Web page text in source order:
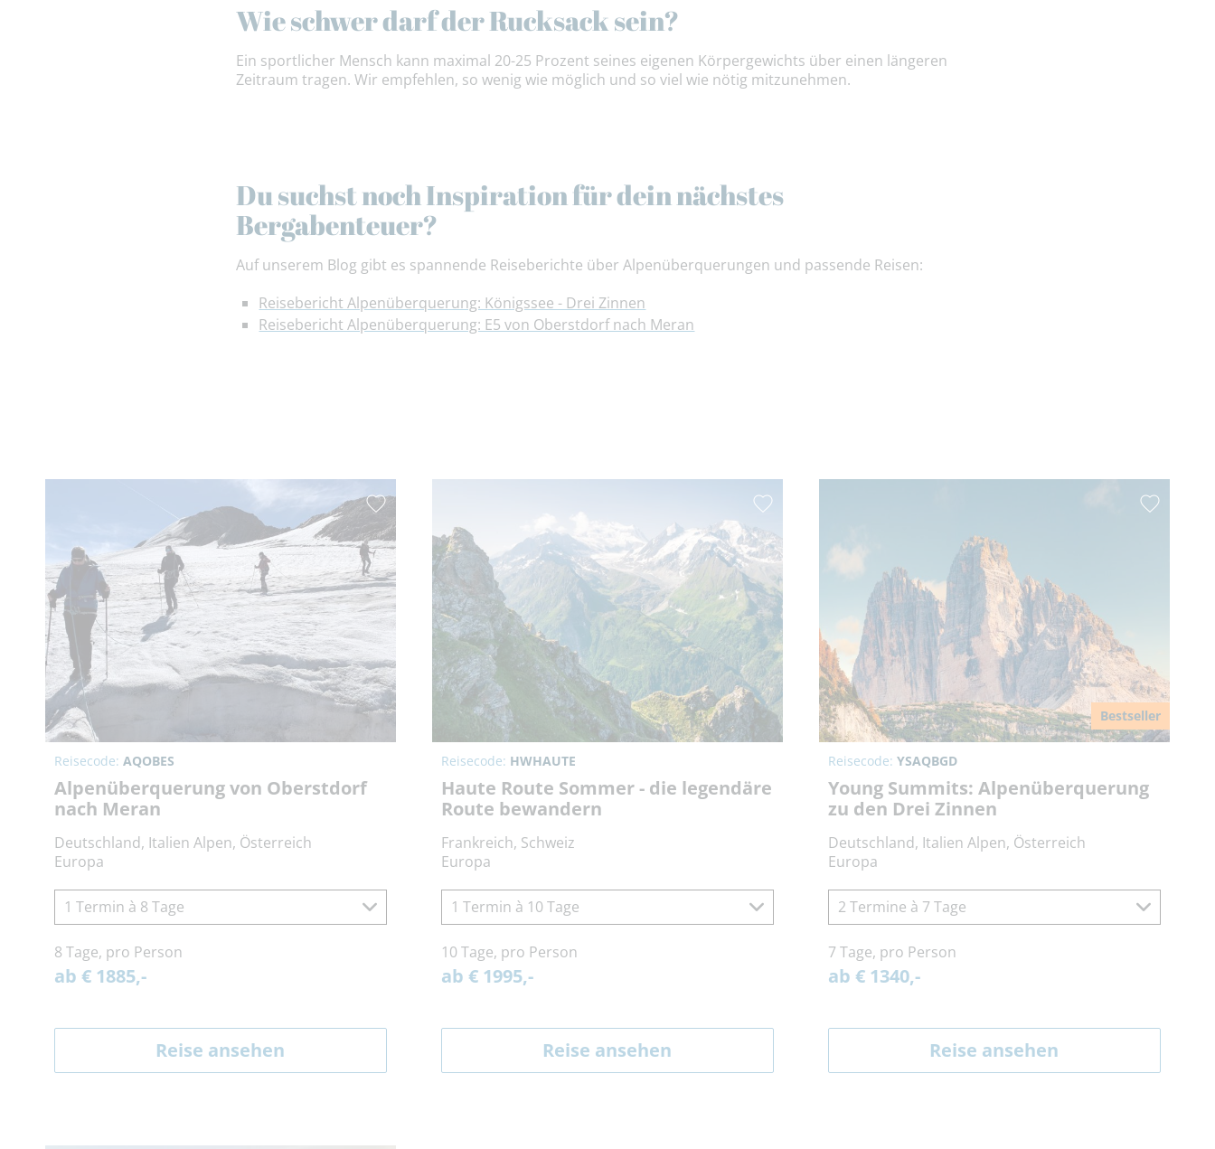
Wie schwer darf der Rucksack sein?
Ein sportlicher Mensch kann maximal 20-25 Prozent seines eigenen Körpergewichts über einen längeren
Zeitraum tragen. Wir empfehlen, so wenig wie möglich und so viel wie nötig mitzunehmen.
Du suchst noch Inspiration für dein nächstes
Bergabenteuer?
Auf unserem Blog gibt es spannende Reiseberichte über Alpenüberquerungen und passende Reisen:
Reisebericht Alpenüberquerung: Königssee - Drei Zinnen
Reisebericht Alpenüberquerung: E5 von Oberstdorf nach Meran
Reisecode: AQOBES
Alpenüberquerung von Oberstdorf
nach Meran
Deutschland, Italien Alpen, Österreich
Europa
1 Termin à 8 Tage
8 Tage, pro Person
ab € 1885,-
Reise ansehen
Reisecode: HWHAUTE
Haute Route Sommer - die legendäre
Route bewandern
Frankreich, Schweiz
Europa
1 Termin à 10 Tage
10 Tage, pro Person
ab € 1995,-
Reise ansehen
Bestseller
Reisecode: YSAQBGD
Young Summits: Alpenüberquerung
zu den Drei Zinnen
Deutschland, Italien Alpen, Österreich
Europa
2 Termine à 7 Tage
7 Tage, pro Person
ab € 1340,-
Reise ansehen